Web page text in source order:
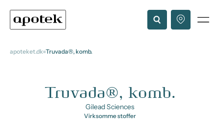
apoteket.dk Truvada®, komb.
Truvada®, komb.
Gilead Sciences
Virksomme stoffer